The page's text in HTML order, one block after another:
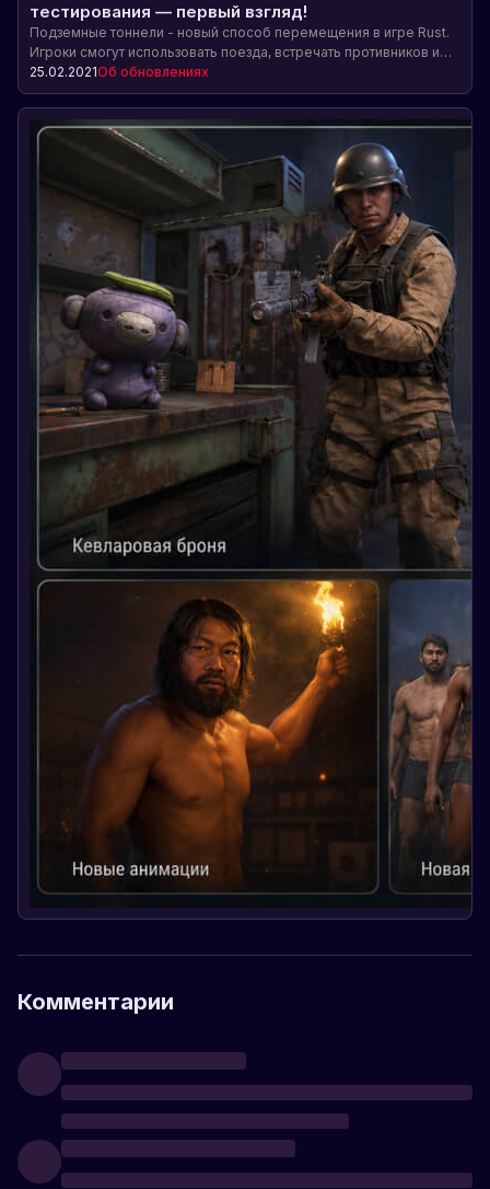
тестирования — первый взгляд!
Подземные тоннели - новый способ перемещения в игре Rust.
Игроки смогут использовать поезда, встречать противников и
находить ценные предметы по пути.
25.02.2021Об обновлениях
Комментарии